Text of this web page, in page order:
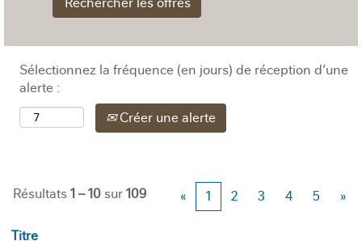
Sélectionnez la fréquence (en jours) de réception d’une
alerte :
Créer une alerte
Résultats1 – 10 sur109 « 1 2 3 4 5 »
Titre